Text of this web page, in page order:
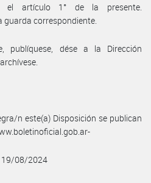
el artículo 1° de la presente.
guarda correspondiente.
publíquese, dése a la Dirección
n este(a) Disposición se publican
19/08/2024